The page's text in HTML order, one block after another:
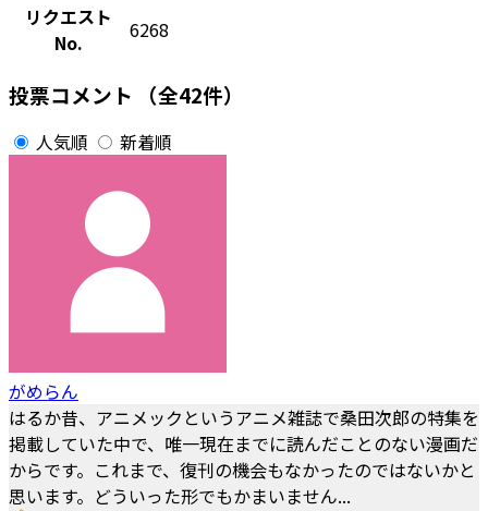
リクエスト
No.
6268
投票コメント （全42件）
人気順 新着順
がめらん
はるか昔、アニメックというアニメ雑誌で桑田次郎の特集を
掲載していた中で、唯一現在までに読んだことのない漫画だ
からです。これまで、復刊の機会もなかったのではないかと
思います。どういった形でもかまいません...